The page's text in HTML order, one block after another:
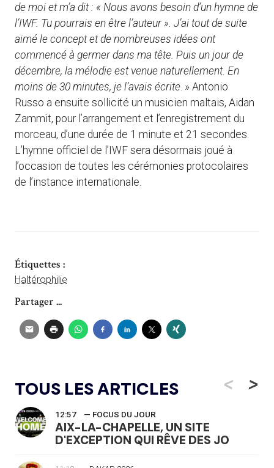
de moi et m’a dit : « Nous avons besoin d’un hymne de
l’IWF. Tu pourrais en être l’auteur ». J’ai tout de suite
aimé le concept et de nombreuses idées ont
commencé à germer dans ma tête. Puis un jour de
décembre, la mélodie est venue naturellement. En
moins de 30 minutes, je l’avais écrite. » Antonio
Russo a ensuite sollicité un musicien maltais, Aidan
Zammit, pour l’arrangement et l’enregistrement du
morceau, d’une durée de 1 minute et 21 secondes.
L’hymne officiel de l’IWF sera désormais joué à
l’occasion de toutes les cérémonies protocolaires
de l’instance internationale.
Étiquettes :
Haltérophilie
Partager ...
TOUS LES ARTICLES <
12:57 — FOCUS DU JOUR
AIX-LA-CHAPELLE, UN SITE
D'EXCEPTION QUI RÊVE DES JO
>